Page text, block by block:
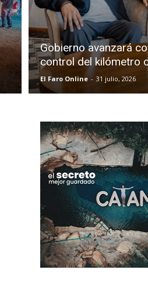
Gobierno avanzará
control del kilómetro
El Faro Online - 31 julio, 2026